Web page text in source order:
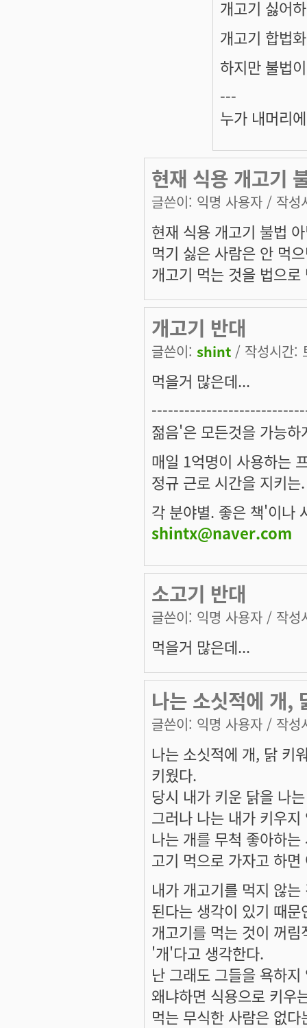
개고기 싫어
개고기 합법
하지만 불법
---
누가 내머리
현재 식용 개고기
글쓴이: 익명 사용자 / 작성
현재 식용 개고기 불법
먹기 싫은 사람은 안 먹
개고기 먹는 것을 법으
개고기 반대
글쓴이: shint / 작성시간:
먹을거 많은데...
젊음'은 모든것을 가능하
매일 1억명이 사용하는
정규 근로 시간을 지키
각 분야별. 좋은 책'이나
shintx@naver.com
소고기 반대
글쓴이: 익명 사용자 / 작성
먹을거 많은데...
나는 소싯적에 개,
글쓴이: 익명 사용자 / 작성
나는 소싯적에 개, 닭 키
키웠다.
당시 내가 키운 닭을 나
그러나 나는 내가 키우
나는 개를 무척 좋아하
고기 먹으로 가자고 하
내가 개고기를 먹지 않
된다는 생각이 있기 때문
개고기를 먹는 것이 꺼
'개'다고 생각한다.
난 그래도 그들을 욕하지
왜냐하면 식용으로 키우
먹는 무식한 사람은 없